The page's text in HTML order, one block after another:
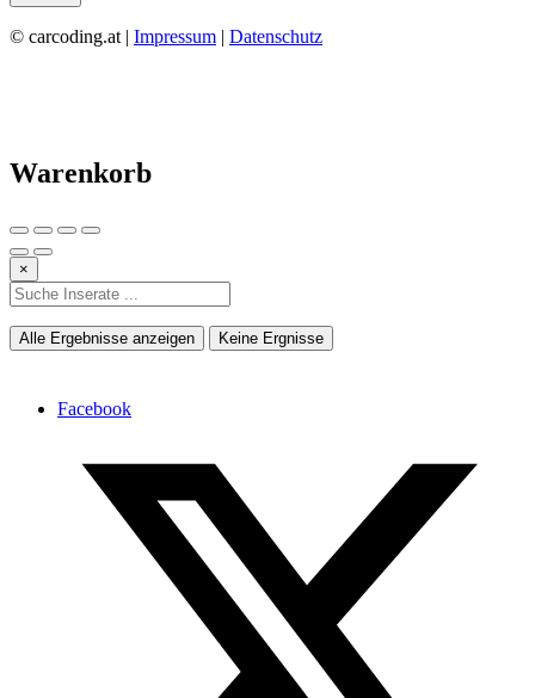
© carcoding.at | Impressum | Datenschutz
Warenkorb
×
Alle Ergebnisse anzeigen Keine Ergnisse
Facebook